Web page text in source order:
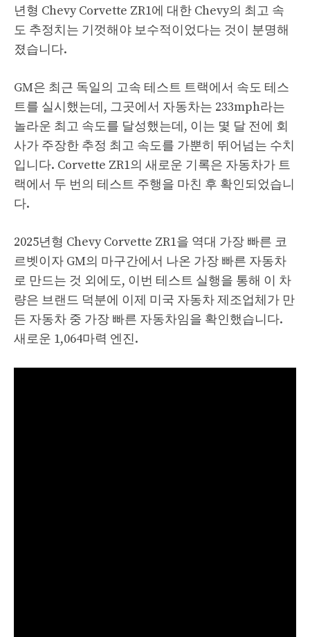
년형 Chevy Corvette ZR1에 대한 Chevy의 최고 속
도 추정치는 기껏해야 보수적이었다는 것이 분명해
졌습니다.
GM은 최근 독일의 고속 테스트 트랙에서 속도 테스
트를 실시했는데, 그곳에서 자동차는 233mph라는
놀라운 최고 속도를 달성했는데, 이는 몇 달 전에 회
사가 주장한 추정 최고 속도를 가뿐히 뛰어넘는 수치
입니다. Corvette ZR1의 새로운 기록은 자동차가 트
랙에서 두 번의 테스트 주행을 마친 후 확인되었습니
다.
2025년형 Chevy Corvette ZR1을 역대 가장 빠른 코
르벳이자 GM의 마구간에서 나온 가장 빠른 자동차
로 만드는 것 외에도, 이번 ​​테스트 실행을 통해 이 차
량은 브랜드 덕분에 이제 미국 자동차 제조업체가 만
든 자동차 중 가장 빠른 자동차임을 확인했습니다.
새로운 1,064마력 엔진.